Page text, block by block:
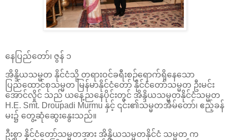
နေပြည်တော်၊ ဇွန် ၁
အိန္ဒိယသမ္မတ နိုင်ငံသို့ တရားဝင်ခရီးစဉ်ရောက်ရှိနေသော
ပြည်ထောင်စုသမ္မတ မြန်မာနိုင်ငံတော် နိုင်ငံတော်သမ္မတ ဦးမင်း
အောင်လှိုင် သည် ယနေ့ညနေပိုင်းတွင် အိန္ဒိယသမ္မတနိုင်ငံသမ္မတ
H.E. Smt. Droupadi Murmu နှင့် ၎င်း၏သမ္မတအိမ်တော်၊ ဧည့်ခန်
မး၌ တွေ့ဆုံဆွေးနွေးသည်။
ဦးစွာ နိုင်ငံတော်သမ္မတအား အိန္ဒိယသမ္မတနိုင်ငံ သမ္မတ က